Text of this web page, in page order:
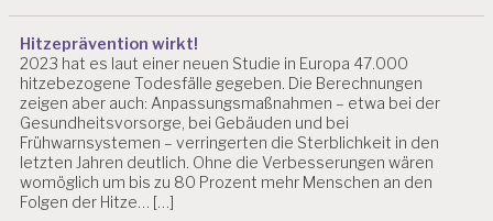
K
R
A
N
K
E
N
S
T
A
Hitzeprävention wirkt!
2023 hat es laut einer neuen Studie in Europa 47.000
hitzebezogene Todesfälle gegeben. Die Berechnungen
zeigen aber auch: Anpassungsmaßnahmen – etwa bei der
Gesundheitsvorsorge, bei Gebäuden und bei
Frühwarnsystemen – verringerten die Sterblichkeit in den
letzten Jahren deutlich. Ohne die Verbesserungen wären
womöglich um bis zu 80 Prozent mehr Menschen an den
Folgen der Hitze… […]